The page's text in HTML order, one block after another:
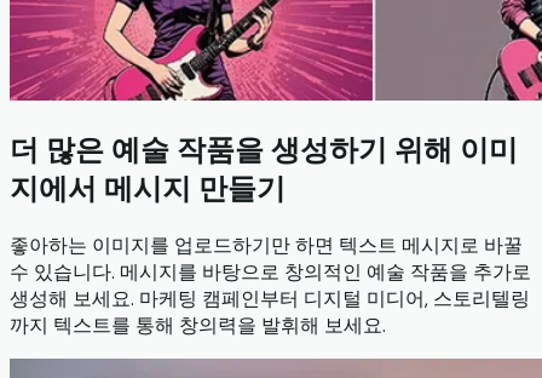
더 많은 예술 작품을 생성하기 위해 이미
지에서 메시지 만들기
좋아하는 이미지를 업로드하기만 하면 텍스트 메시지로 바꿀
수 있습니다. 메시지를 바탕으로 창의적인 예술 작품을 추가로
생성해 보세요. 마케팅 캠페인부터 디지털 미디어, 스토리텔링
까지 텍스트를 통해 창의력을 발휘해 보세요.